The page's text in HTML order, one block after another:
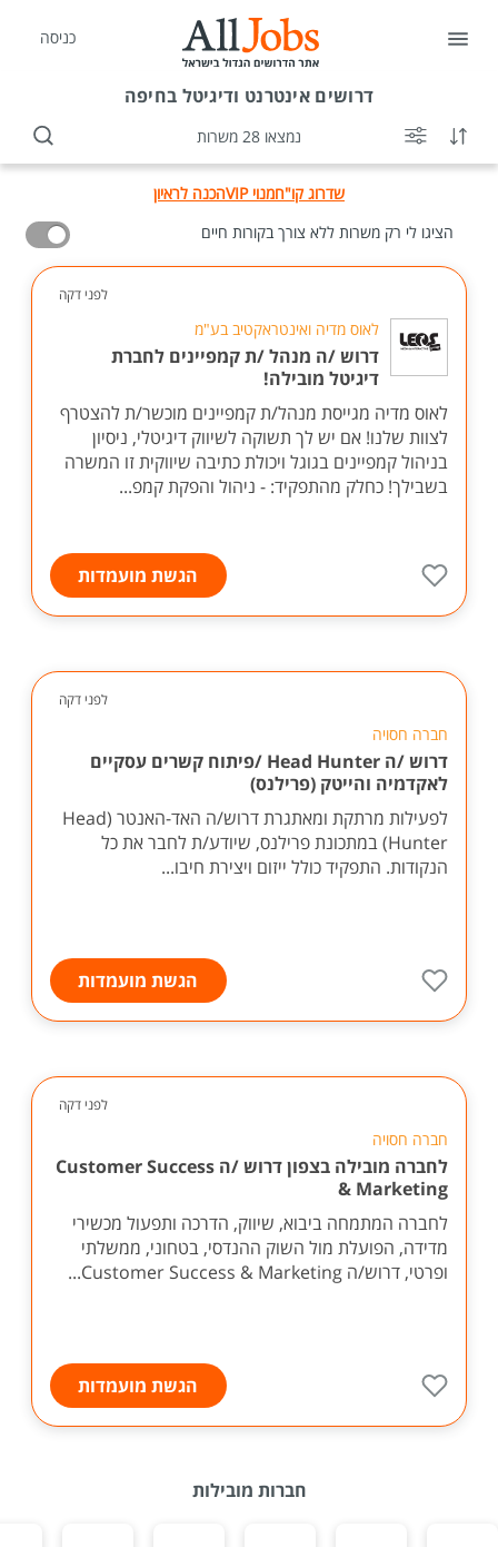
כניסה
דרושים אינטרנט ודיגיטל בחיפה
נמצאו 28 משרות
שדרוג קו"חמנוי VIP
הכנה לראיון
הציגו לי רק משרות ללא צורך בקורות חיים
לפני דקה
לאוס מדיה ואינטראקטיב בע"מ
דרוש /ה מנהל /ת קמפיינים לחברת
דיגיטל מובילה!
לאוס מדיה מגייסת מנהל/ת קמפיינים מוכשר/ת להצטרף
לצוות שלנו! אם יש לך תשוקה לשיווק דיגיטלי, ניסיון
בניהול קמפיינים בגוגל ויכולת כתיבה שיווקית זו המשרה
בשבילך! כחלק מהתפקיד: - ניהול והפקת קמפ...
הגשת מועמדות
לפני דקה
חברה חסויה
דרוש /ה Head Hunter /פיתוח קשרים עסקיים
לאקדמיה והייטק (פרילנס)
לפעילות מרתקת ומאתגרת דרוש/ה האד-האנטר (Head
Hunter) במתכונת פרילנס, שיודע/ת לחבר את כל
הנקודות. התפקיד כולל ייזום ויצירת חיבו...
הגשת מועמדות
לפני דקה
חברה חסויה
לחברה מובילה בצפון דרוש /ה Customer Success
& Marketing
לחברה המתמחה ביבוא, שיווק, הדרכה ותפעול מכשירי
מדידה, הפועלת מול השוק ההנדסי, בטחוני, ממשלתי
ופרטי, דרוש/ה Customer Success & Marketing...
הגשת מועמדות
חברות מובילות